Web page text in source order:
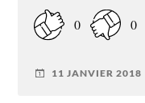
0 0
11 JANVIER 2018